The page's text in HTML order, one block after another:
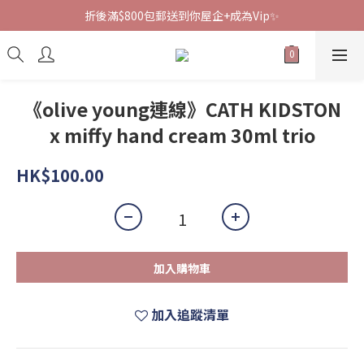
折後滿$800包郵送到你屋企+成為Vip✨
《olive young連線》CATH KIDSTON
x miffy hand cream 30ml trio
HK$100.00
加入購物車
加入追蹤清單